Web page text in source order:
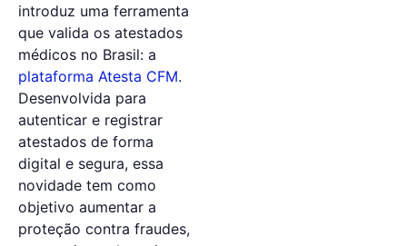
introduz uma ferramenta
que valida os atestados
médicos no Brasil: a
plataforma Atesta CFM.
Desenvolvida para
autenticar e registrar
atestados de forma
digital e segura, essa
novidade tem como
objetivo aumentar a
proteção contra fraudes,